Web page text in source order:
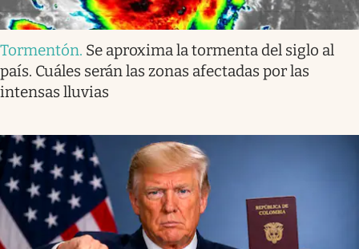
Tormentón. Se aproxima la tormenta del siglo al
país. Cuáles serán las zonas afectadas por las
intensas lluvias